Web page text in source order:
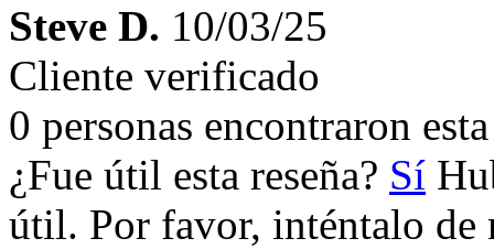
Steve D. 10/03/25
Cliente verificado
0 personas encontraron
¿Fue útil esta reseña? Sí
útil. Por favor, inténtalo de